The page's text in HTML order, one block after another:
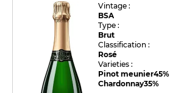
Vintage :
BSA
Type :
Brut
Classification :
Rosé
Varieties :
Pinot meunier45%
Chardonnay35%